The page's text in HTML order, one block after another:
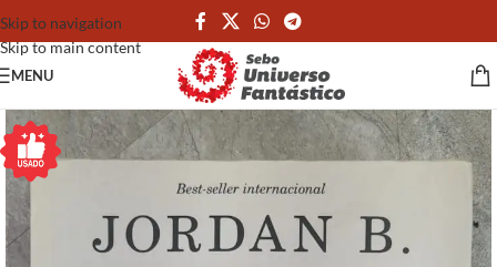
Skip to navigation
Skip to main content
MENU